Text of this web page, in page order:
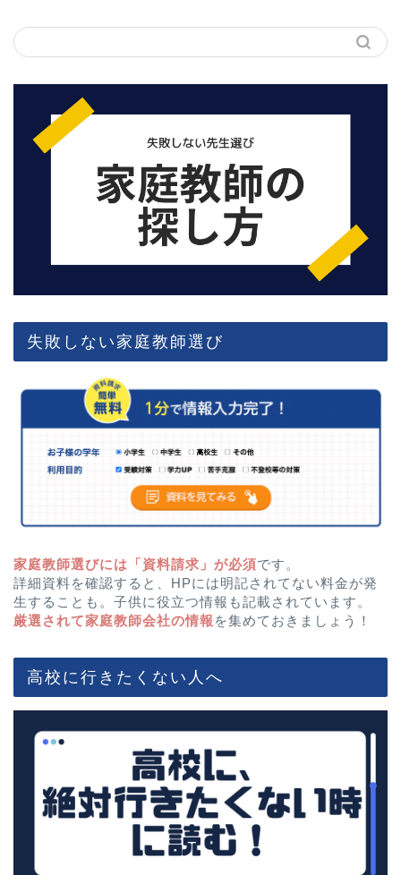
失敗しない家庭教師選び
家庭教師選びには「資料請求」が必須です。
詳細資料を確認すると、HPには明記されてない料金が発
生することも。子供に役立つ情報も記載されています。
厳選されて家庭教師会社の情報 を集めておきましょう！
高校に行きたくない人へ